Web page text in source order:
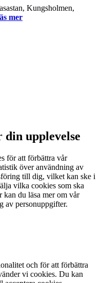
Kungsholmen,
mer
din upplevelse
för att förbättra vår
över användning av
till dig, vilket kan ske i
vilka cookies som ska
kan du läsa mer om vår
av personuppgifter.
och för att förbättra
vi cookies. Du kan